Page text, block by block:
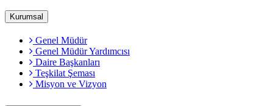
Kurumsal
Genel Müdür
Genel Müdür Yardımcısı
Daire Başkanları
Teşkilat Şeması
Misyon ve Vizyon